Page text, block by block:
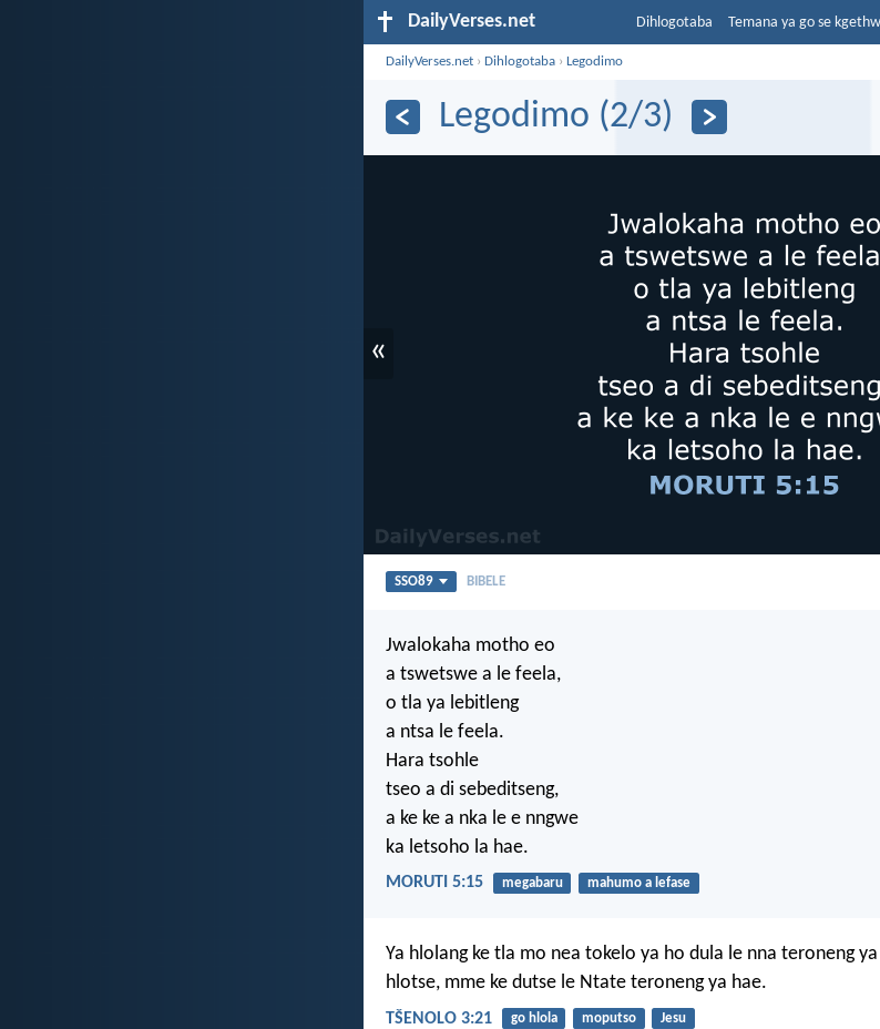
DailyVerses.net Dihlogotaba Temana ya go se
DailyVerses.net ›Dihlogotaba ›Legodimo
Legodimo (2/3)
«
SSO89 BIBELE
Jwalokaha motho eo
a tswetswe a le feela,
o tla ya lebitleng
a ntsa le feela.
Hara tsohle
tseo a di sebeditseng,
a ke ke a nka le e nngwe
ka letsoho la hae.
MORUTI 5:15 megabaru mahumo a lefase
Ya hlolang ke tla mo nea tokelo ya ho dula le nna teroneng
hlotse, mme ke dutse le Ntate teroneng ya hae.
TŠENOLO 3:21 go hlola moputso Jesu